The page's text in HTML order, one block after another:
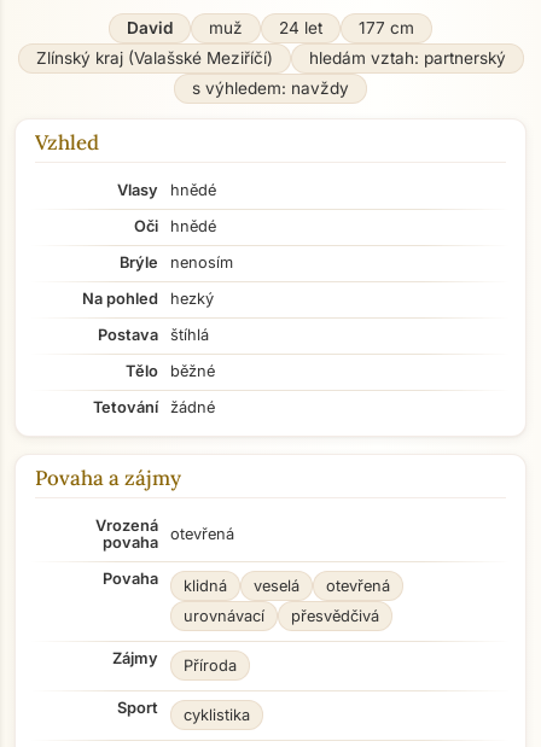
David muž 24 let
177 cm
Zlínský kraj (Valašské Meziříčí)
hledám vztah: partnerský
s výhledem: navždy
Vzhled
Vlasy
hnědé
Oči
hnědé
Brýle
nenosím
Na pohled
hezký
Postava
štíhlá
Tělo
běžné
Tetování
žádné
Povaha a zájmy
Vrozená
povaha
otevřená
Povaha klidná veselá
otevřená
urovnávací
přesvědčivá
Zájmy Příroda
Sport cyklistika